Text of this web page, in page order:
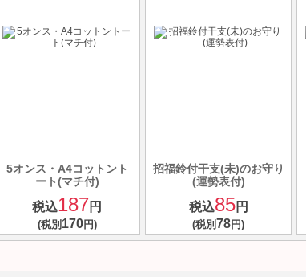
5オンス・A4コットント
ート(マチ付)
税込187円
(税別170円)
招福鈴付干支(未)のお守り
(運勢表付)
税込85円
(税別 78円)